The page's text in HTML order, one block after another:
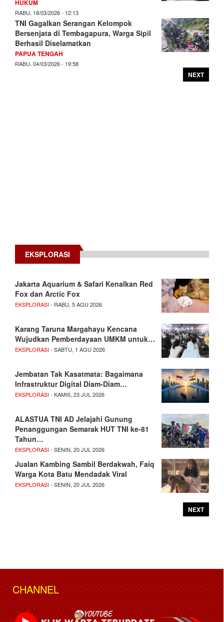
HUKUM
RABU, 18/03/2026 - 12:13
TNI Gagalkan Serangan Kelompok
Bersenjata di Tembagapura, Warga Sipil
Berhasil Diselamatkan
PAPUA TENGAH
RABU, 04/03/2026 - 19:58
NEXT
EKSPLORASI
Jakarta Aquarium & Safari Kenalkan Red
Fox dan Arctic Fox
EKSPLORASI- RABU, 5 AGU 2026
Karang Taruna Margahayu Kencana
Wujudkan Pemberdayaan UMKM untuk…
EKSPLORASI- SABTU, 1 AGU 2026
Jembatan Tak Kasatmata: Bagaimana
Infrastruktur Digital Diam-Diam…
EKSPLORASI- KAMIS, 23 JUL 2026
ALASTUA TNI AD Jelajahi Gunung
Penanggungan Semarak HUT TNI ke-81
Tahun…
EKSPLORASI- SENIN, 20 JUL 2026
Jualan Kambing Sambil Berdakwah, Faiq
Warga Kota Batu Mendadak Viral
EKSPLORASI- SENIN, 20 JUL 2026
NEXT
CHANNEL